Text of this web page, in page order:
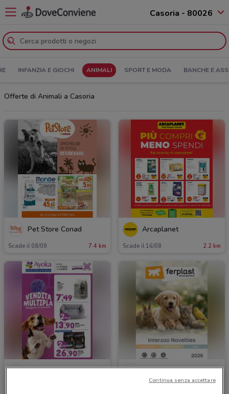
Casoria - 80026
INFANZIA E GIOCHI ANIMALI SPORT E MODA BANCHE E
Offerte di Animali a Casoria
Pet Store Conad
Scade il 08/09 7.4 km
Arcaplanet
Scade il 16/08 2.2 km
Ayoka Ferplast
Continua senza accettare